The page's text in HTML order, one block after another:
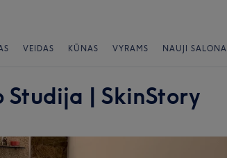
VEIDAS KŪNAS VYRAMS NAUJI SALONAI
Studija | SkinStory